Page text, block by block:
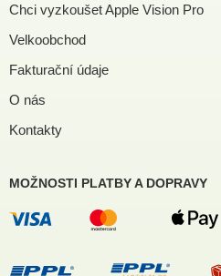
Chci vyzkoušet Apple Vision Pro
Velkoobchod
Fakturační údaje
O nás
Kontakty
MOŽNOSTI PLATBY A DOPRAVY